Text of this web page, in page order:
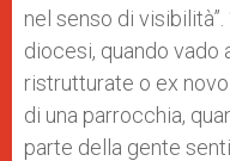
nel senso di
diocesi, quando vado
ristrutturate o ex
di una parrocchia,
parte della gente